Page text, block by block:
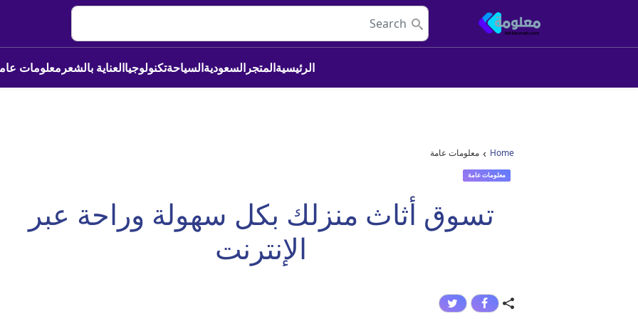
Main Navigation
الرئيسيةالمتجرالسعوديةالسياحةتكنولوجياالعناية بالشعر معلومات
Home
› معلومات عامة
معلومات عامة
تسوق أثاث منزلك بكل سهولة وراحة عبر
الإنترنت